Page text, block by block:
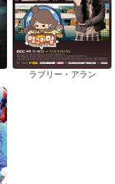
ラブリー・アラン